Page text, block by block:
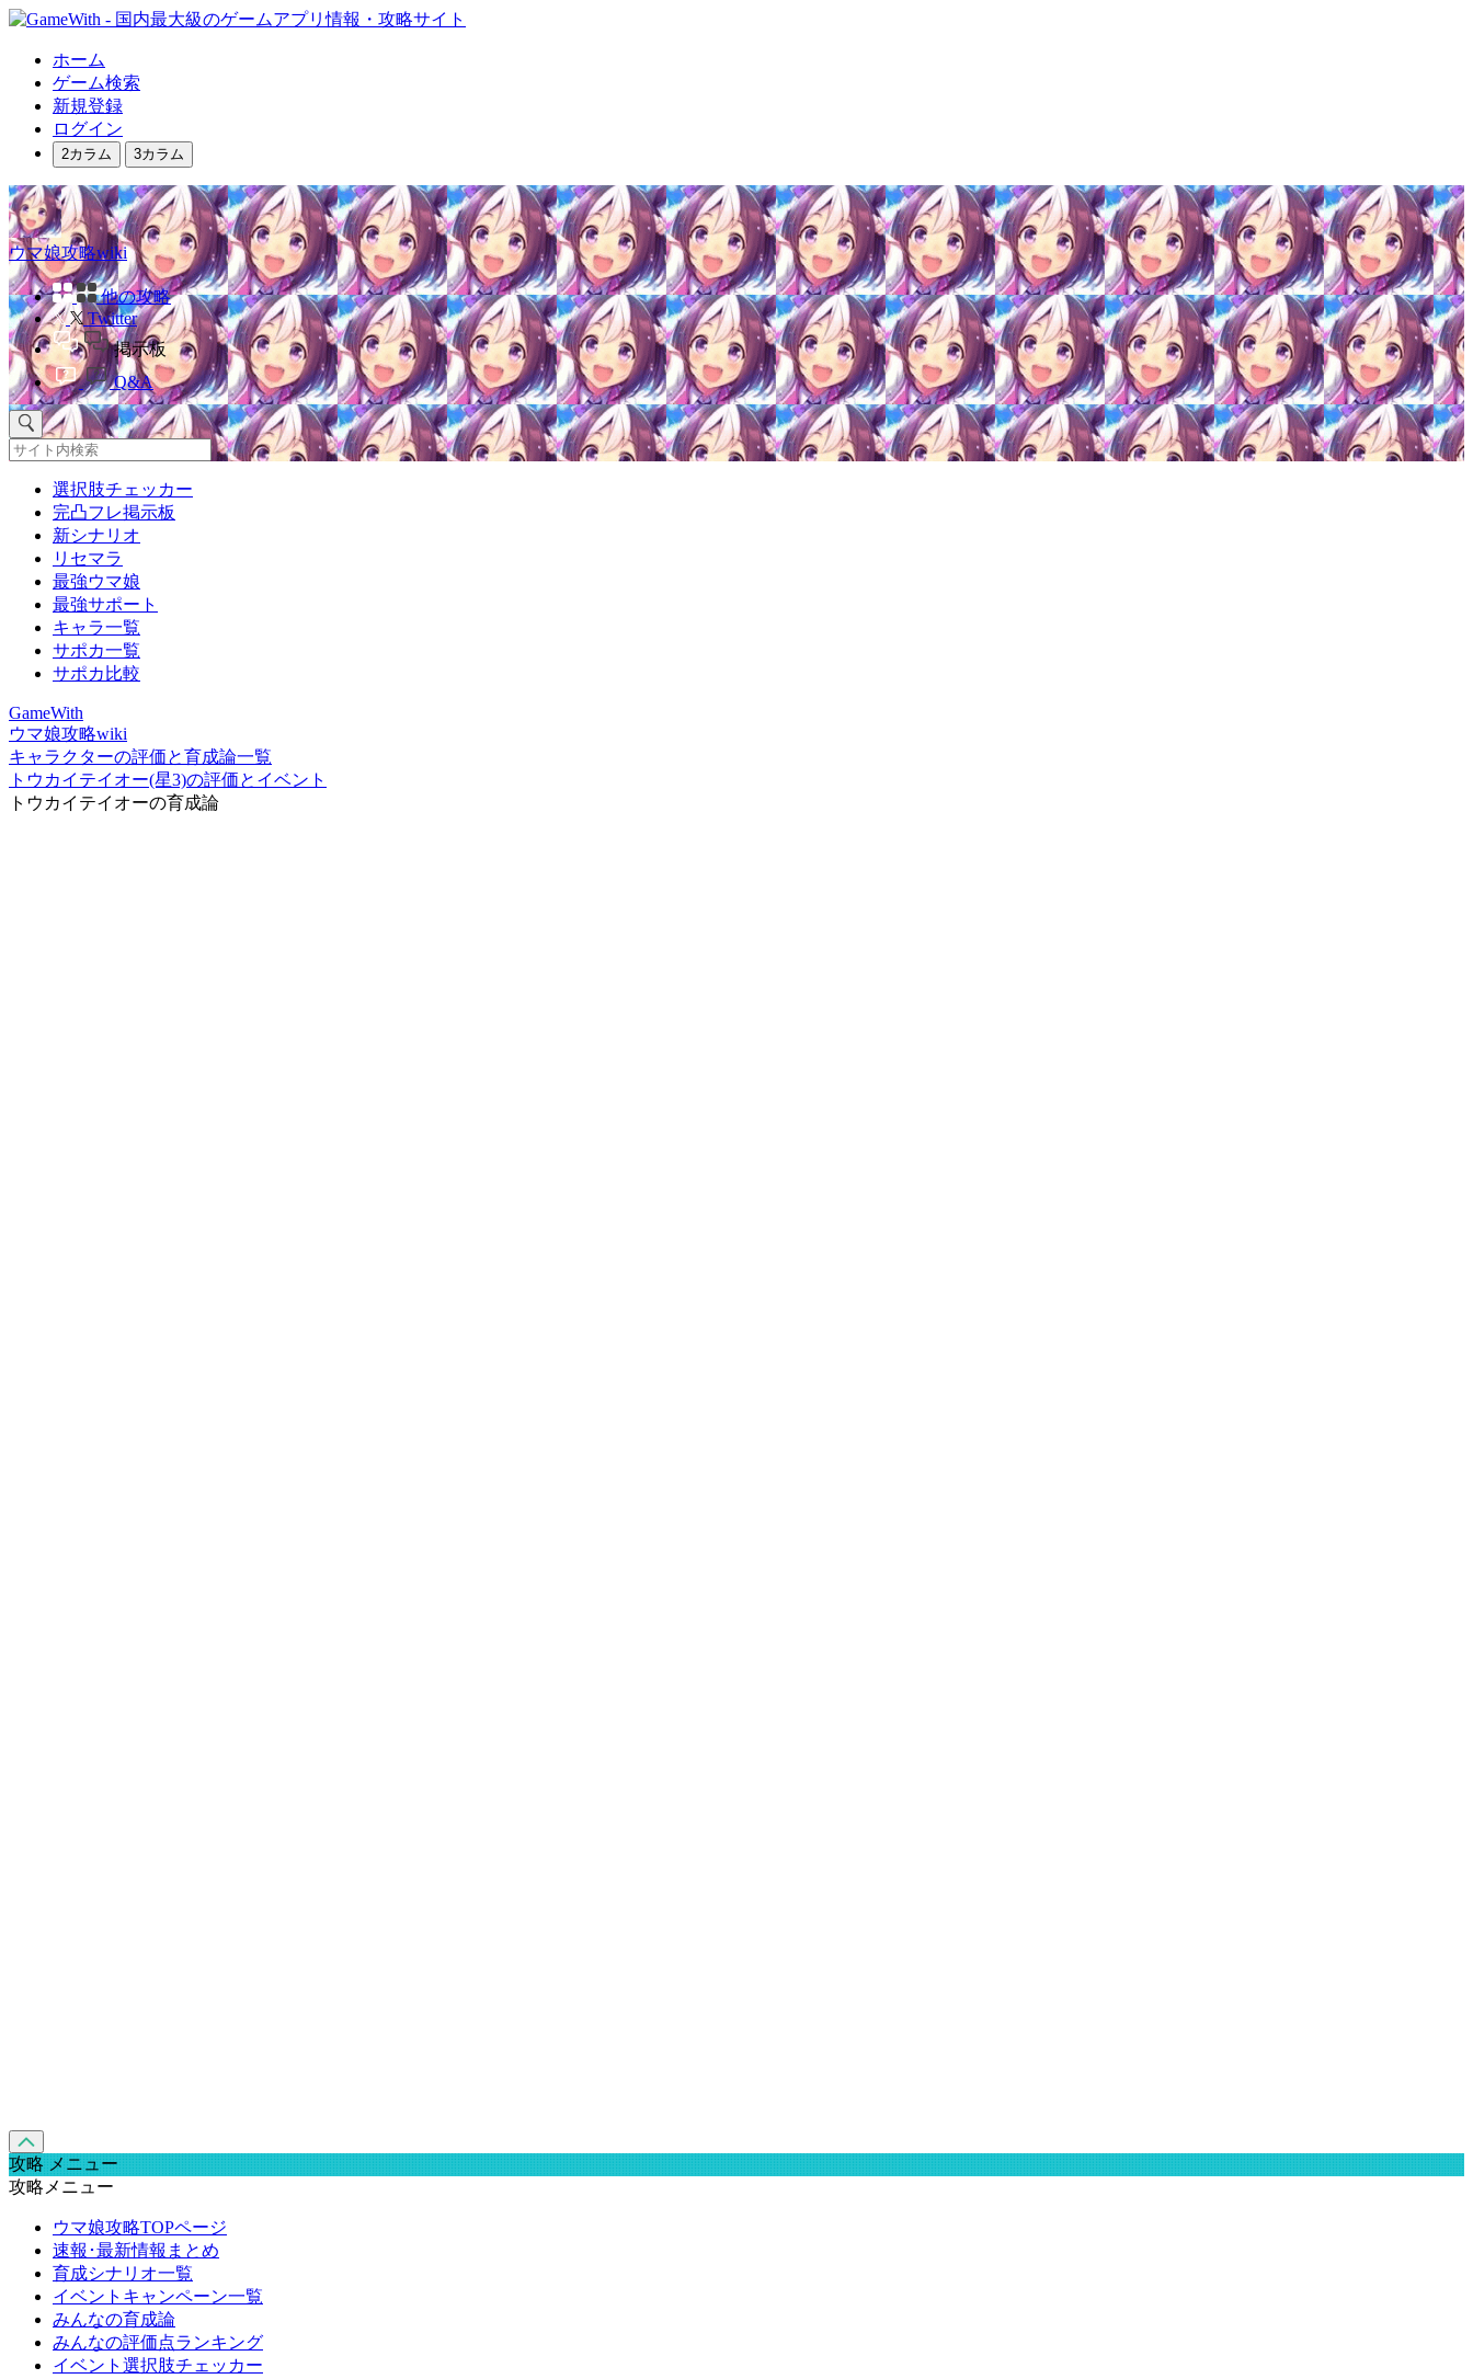
ホーム
ゲーム検索
新規登録
ログイン
2カラム 3カラム
ウマ娘攻略wiki
他の攻略
Twitter
掲示板
Q&A
選択肢チェッカー
完凸フレ掲示板
新シナリオ
リセマラ
最強ウマ娘
最強サポート
キャラ一覧
サポカ一覧
サポカ比較
GameWith
ウマ娘攻略wiki
キャラクターの評価と育成論一覧
トウカイテイオー(星3)の評価とイベント
トウカイテイオーの育成論
攻略 メニュー
攻略メニュー
ウマ娘攻略TOPページ
速報･最新情報まとめ
育成シナリオ一覧
イベントキャンペーン一覧
みんなの育成論
みんなの評価点ランキング
イベント選択肢チェッカー